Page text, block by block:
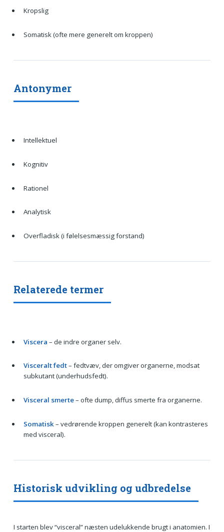
Kropslig
Somatisk (ofte mere generelt om kroppen)
Antonymer
Intellektuel
Kognitiv
Rationel
Analytisk
Overfladisk (i følelsesmæssig forstand)
Relaterede termer
Viscera – de indre organer selv.
Visceralt fedt– fedtvæv, der omgiver organerne, modsat
subkutant (underhudsfedt).
Visceral smerte– ofte dump, diffus smerte fra organerne.
Somatisk– vedrørende kroppen generelt (kan kontrasteres
med visceral).
Historisk udvikling og udbredelse
I starten blev “visceral” næsten udelukkende brugt i anatomien. I